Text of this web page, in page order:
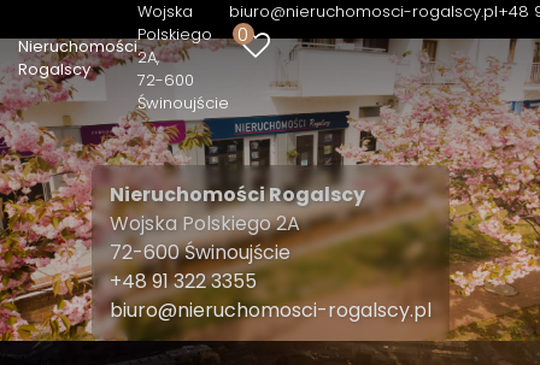
Nieruchomości
Rogalscy
Wojska
Polskiego
2A
72-600
Świnoujście
biuro@nieruchomosci-rogalscy.pl+48
0
Nieruchomości Rogalscy
Wojska Polskiego 2A
72-600 Świnoujście
+48 91 322 3355
biuro@nieruchomosci-rogalscy.pl